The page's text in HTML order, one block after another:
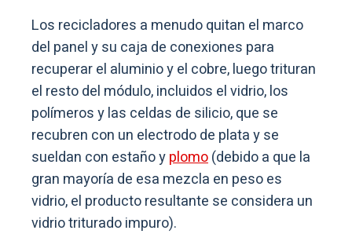
Los recicladores a menudo quitan el marco
del panel y su caja de conexiones para
recuperar el aluminio y el cobre, luego trituran
el resto del módulo, incluidos el vidrio, los
polímeros y las celdas de silicio, que se
recubren con un electrodo de plata y se
sueldan con estaño yplomo(debido a que la
gran mayoría de esa mezcla en peso es
vidrio, el producto resultante se considera un
vidrio triturado impuro).